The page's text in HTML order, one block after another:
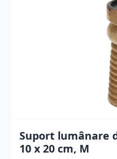
Suport lumânare
10 x 20 cm, M